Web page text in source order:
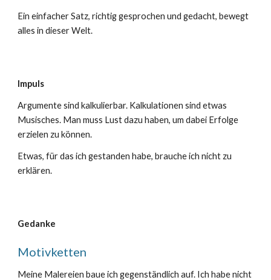
Ein einfacher Satz, richtig gesprochen und gedacht, bewegt
alles in dieser Welt.
Impuls
Argumente sind kalkulierbar. Kalkulationen sind etwas
Musisches. Man muss Lust dazu haben, um dabei Erfolge
erzielen zu können.
Etwas, für das ich gestanden habe, brauche ich nicht zu
erklären.
Gedanke
Motivketten
Meine Malereien baue ich gegenständlich auf. Ich habe nicht